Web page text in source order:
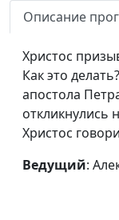
Как жить, если
Как жить, если
неизлечимая
болезнь?
чувство вины?
Описание
Христос
Как это
апостола
откликнулись
Христос
Ведущий: